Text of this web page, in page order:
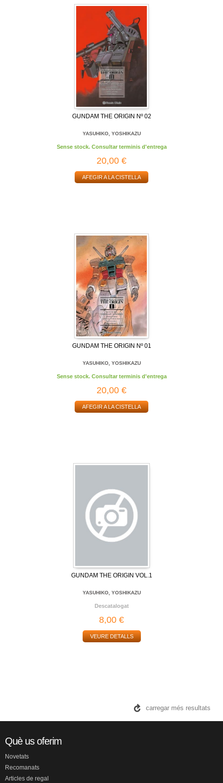
GUNDAM THE ORIGIN Nº 02
YASUHIKO, YOSHIKAZU
Sense stock. Consultar terminis d'entrega
20,00 €
AFEGIR A LA CISTELLA
GUNDAM THE ORIGIN Nº 01
YASUHIKO, YOSHIKAZU
Sense stock. Consultar terminis d'entrega
20,00 €
AFEGIR A LA CISTELLA
GUNDAM THE ORIGIN VOL.1
YASUHIKO, YOSHIKAZU
Descatalogat
8,00 €
VEURE DETALLS
carregar més resultats
Què us oferim
Novetats
Recomanats
Articles de regal